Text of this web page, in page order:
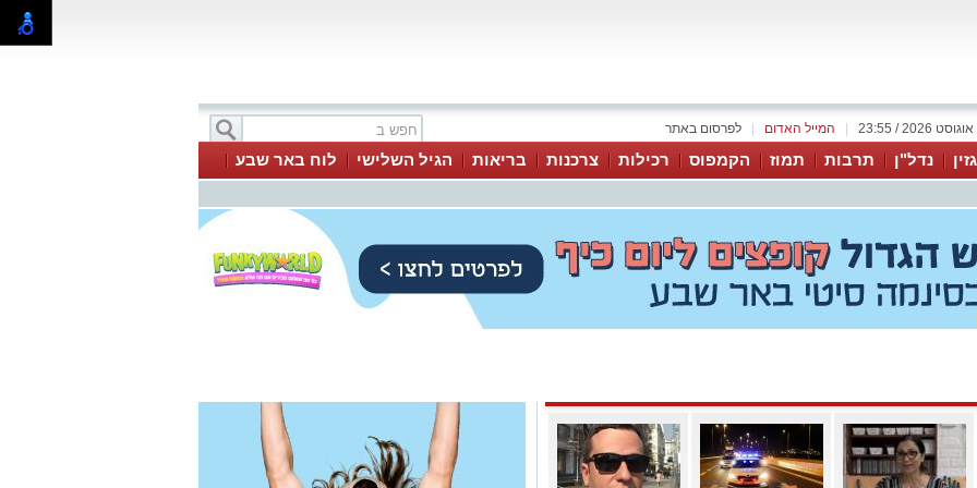
לפרסום באתר המייל האדום
נדל"ן תרבות תמוז הקמפוס רכילות צרכנות בריאות הגיל השלישי
לוח באר שבע